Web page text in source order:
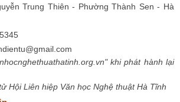
Trung Thiên - Phường Thành Sen - Hà
khi phát hành lại
Hội Liên hiệp Văn học Nghệ thuật Hà Tĩnh